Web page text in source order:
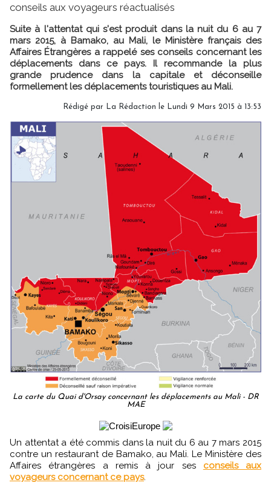
conseils aux voyageurs réactualisés
Suite à l'attentat qui s'est produit dans la nuit du 6 au 7
mars 2015, à Bamako, au Mali, le Ministère français des
Affaires Étrangères a rappelé ses conseils concernant les
déplacements dans ce pays. Il recommande la plus
grande prudence dans la capitale et déconseille
formellement les déplacements touristiques au Mali.
Rédigé par La Rédaction le Lundi 9 Mars 2015 à 13:53
La carte du Quai d'Orsay concernant les déplacements au Mali - DR
MAE
Un attentat a été commis dans la nuit du 6 au 7 mars 2015
contre un restaurant de Bamako, au Mali. Le Ministère des
Affaires étrangères a remis à jour ses conseils aux
voyageurs concernant ce pays.